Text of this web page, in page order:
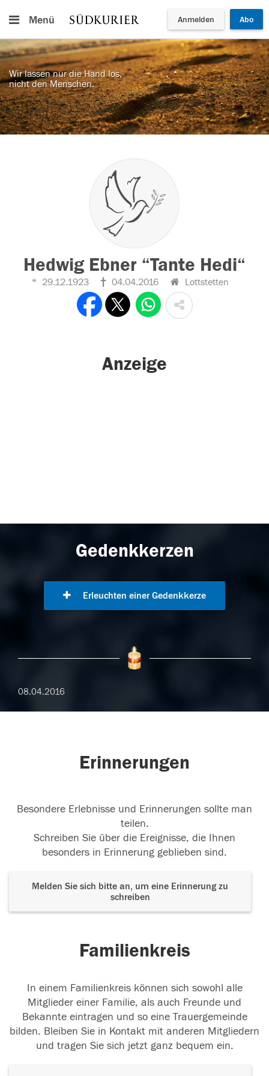
Menü Anmelden Abo
Wir lassen nur die Hand los,
nicht den Menschen.
Hedwig Ebner “Tante Hedi“
29.12.1923 04.04.2016 Lottstetten
Anzeige
Gedenkkerzen
Erleuchten einer Gedenkkerze
08.04.2016
Erinnerungen
Besondere Erlebnisse und Erinnerungen sollte man
teilen.
Schreiben Sie über die Ereignisse, die Ihnen
besonders in Erinnerung geblieben sind.
Melden Sie sich bitte an, um eine Erinnerung zu
schreiben
Familienkreis
In einem Familienkreis können sich sowohl alle
Mitglieder einer Familie, als auch Freunde und
Bekannte eintragen und so eine Trauergemeinde
bilden. Bleiben Sie in Kontakt mit anderen Mitgliedern
und tragen Sie sich jetzt ganz bequem ein.